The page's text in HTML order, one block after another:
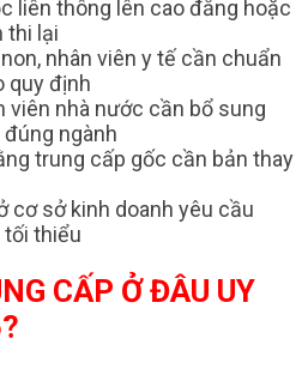
liên thông lên cao đẳng hoặc
thi lại
nhân viên y tế cần chuẩn
quy định
viên nhà nước cần bổ sung
ngành
trung cấp gốc cần bản thay
cơ sở kinh doanh yêu cầu
tối thiểu
CẤP Ở ĐÂU UY